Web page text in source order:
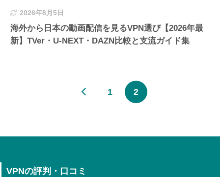
2026年8月5日
海外から日本の動画配信を見るVPN選び【2026年最
新】TVer・U-NEXT・DAZN比較と支流ガイド集
1 2
VPNの評判・口コミ